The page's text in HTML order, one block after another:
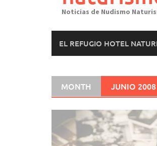
Noticias de Nudismo
EL REFUGIO HOTEL
MONTH JUNIO 2008